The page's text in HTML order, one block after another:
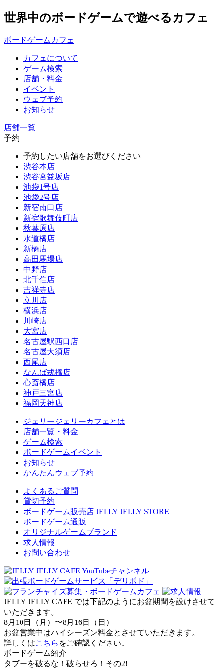
世界中のボードゲームで遊べるカフェ
ボードゲームカフェ
カフェについて
ゲーム検索
店舗・料金
イベント
ウェブ予約
お知らせ
店舗一覧
予約
予約したい店舗をお選びください
渋谷本店
渋谷宮益坂店
池袋1号店
池袋2号店
新宿南口店
新宿歌舞伎町店
秋葉原店
水道橋店
新橋店
高田馬場店
中野店
北千住店
吉祥寺店
立川店
横浜店
川崎店
大宮店
名古屋駅西口店
名古屋大須店
西尾店
なんば戎橋店
心斎橋店
神戸三宮店
福岡天神店
ジェリージェリーカフェとは
店舗一覧・料金
ゲーム検索
ボードゲームイベント
お知らせ
かんたんウェブ予約
よくあるご質問
貸切予約
ボードゲーム販売店 JELLY JELLY STORE
ボードゲーム通販
オリジナルゲームブランド
求人情報
お問い合わせ
JELLY JELLY CAFE では下記のようにお盆期間を設けさせて
いただきます。
8月10日（月）〜8月16日（日）
お盆営業中はハイシーズン料金とさせていただきます。
詳しくはこちら をご確認ください。
ボードゲーム紹介
タブーを破るな！破らせろ！その2!